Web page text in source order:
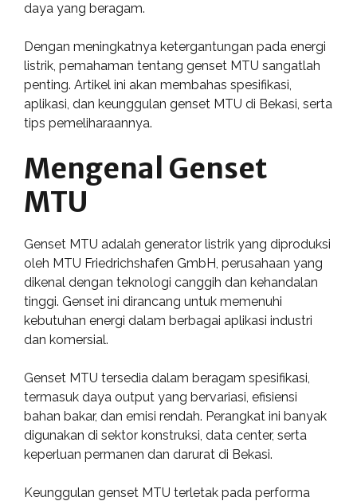
daya yang beragam.
Dengan meningkatnya ketergantungan pada energi
listrik, pemahaman tentang genset MTU sangatlah
penting. Artikel ini akan membahas spesifikasi,
aplikasi, dan keunggulan genset MTU di Bekasi, serta
tips pemeliharaannya.
Mengenal Genset
MTU
Genset MTU adalah generator listrik yang diproduksi
oleh MTU Friedrichshafen GmbH, perusahaan yang
dikenal dengan teknologi canggih dan kehandalan
tinggi. Genset ini dirancang untuk memenuhi
kebutuhan energi dalam berbagai aplikasi industri
dan komersial.
Genset MTU tersedia dalam beragam spesifikasi,
termasuk daya output yang bervariasi, efisiensi
bahan bakar, dan emisi rendah. Perangkat ini banyak
digunakan di sektor konstruksi, data center, serta
keperluan permanen dan darurat di Bekasi.
Keunggulan genset MTU terletak pada performa